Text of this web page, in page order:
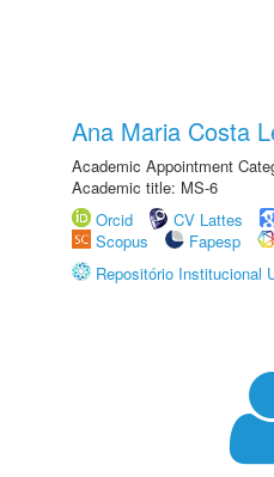
Ana Maria Costa
Academic Appointment
Academic title: MS-6
Orcid
CV Lattes
Scopus
Fapesp
Repositório Institucional